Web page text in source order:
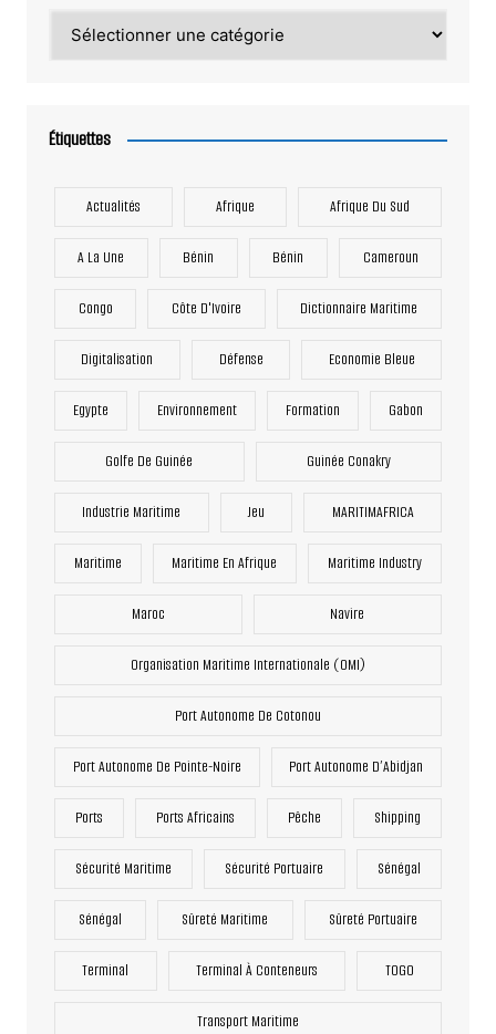
Étiquettes
Actualités Afrique Afrique Du Sud
A La Une Bénin Bénin Cameroun
Congo Côte D'Ivoire Dictionnaire Maritime
Digitalisation Défense Economie Bleue
Egypte Environnement Formation Gabon
Golfe De Guinée Guinée Conakry
Industrie Maritime Jeu MARITIMAFRICA
Maritime Maritime En Afrique Maritime Industry
Maroc Navire
Organisation Maritime Internationale (OMI)
Port Autonome De Cotonou
Port Autonome De Pointe-Noire Port Autonome D’Abidjan
Ports Ports Africains Pêche Shipping
Sécurité Maritime Sécurité Portuaire Sénégal
Sénégal Sûreté Maritime Sûreté Portuaire
Terminal Terminal À Conteneurs TOGO
Transport Maritime